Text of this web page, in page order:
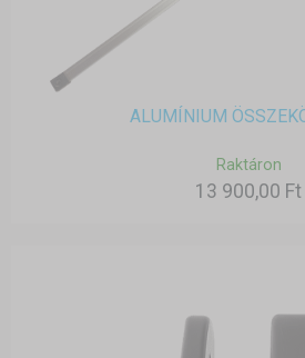
ALUMÍNIUM
Raktáron
13 900,00 Ft